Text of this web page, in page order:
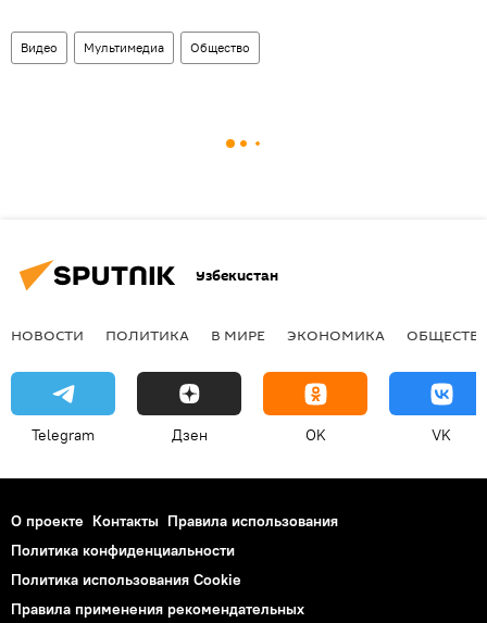
Видео Мультимедиа Общество
Узбекистан
НОВОСТИ ПОЛИТИКА В МИРЕ ЭКОНОМИКА
Telegram Дзен OK VK
О проекте Контакты Правила использования
Политика конфиденциальности
Политика использования Cookie
Правила применения рекомендательных